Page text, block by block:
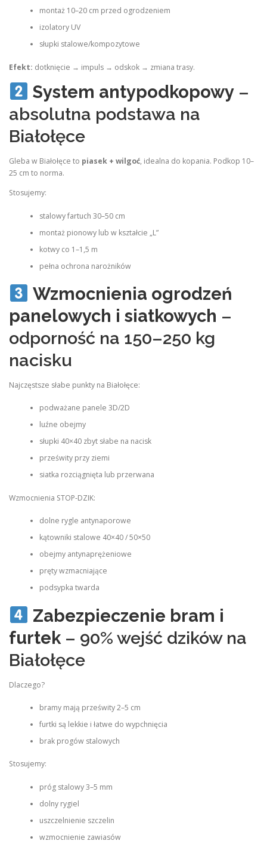
montaż 10–20 cm przed ogrodzeniem
izolatory UV
słupki stalowe/kompozytowe
Efekt: dotknięcie → impuls → odskok → zmiana trasy.
System antypodkopowy–
absolutna podstawa na
Białołęce
Gleba w Białołęce to piasek + wilgoć, idealna do kopania. Podkop 10–
25 cm to norma.
Stosujemy:
stalowy fartuch 30–50 cm
montaż pionowy lub w kształcie „L”
kotwy co 1–1,5 m
pełna ochrona narożników
Wzmocnienia ogrodzeń
panelowych i siatkowych –
odporność na 150–250 kg
nacisku
Najczęstsze słabe punkty na Białołęce:
podważane panele 3D/2D
luźne obejmy
słupki 40×40 zbyt słabe na nacisk
prześwity przy ziemi
siatka rozciągnięta lub przerwana
Wzmocnienia STOP‑DZIK:
dolne rygle antynaporowe
kątowniki stalowe 40×40 / 50×50
obejmy antynaprężeniowe
pręty wzmacniające
podsypka twarda
Zabezpieczenie bram i
furtek – 90% wejść dzików na
Białołęce
Dlaczego?
bramy mają prześwity 2–5 cm
furtki są lekkie i łatwe do wypchnięcia
brak progów stalowych
Stosujemy:
próg stalowy 3–5 mm
dolny rygiel
uszczelnienie szczelin
wzmocnienie zawiasów